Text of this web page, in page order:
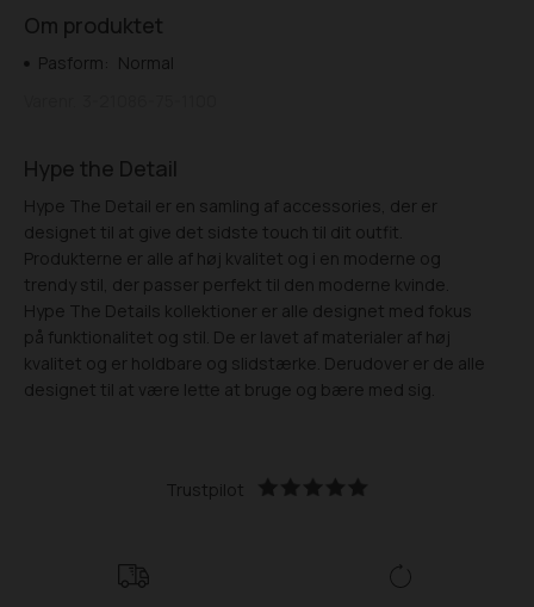
Om produktet
Pasform:
Normal
Hype the Detail
Hype The Detail er en samling af accessories, der er
designet til at give det sidste touch til dit outfit.
Produkterne er alle af høj kvalitet og i en moderne og
trendy stil, der passer perfekt til den moderne kvinde.
Hype The Details kollektioner er alle designet med fokus
på funktionalitet og stil. De er lavet af materialer af høj
kvalitet og er holdbare og slidstærke. Derudover er de alle
designet til at være lette at bruge og bære med sig.
Trustpilot